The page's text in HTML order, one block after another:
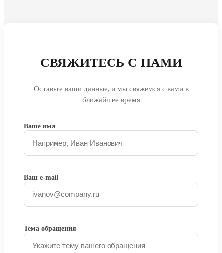
СВЯЖИТЕСЬ С НАМИ
Оставьте ваши данные, и мы свяжемся с вами в
ближайшее время
Ваше имя
Ваш e-mail
Тема обращения